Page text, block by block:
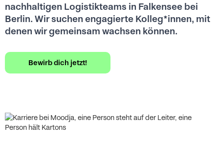
nachhaltigen Logistikteams in Falkensee bei
Berlin. Wir suchen engagierte Kolleg*innen, mit
denen wir gemeinsam wachsen können.
Bewirb dich jetzt!